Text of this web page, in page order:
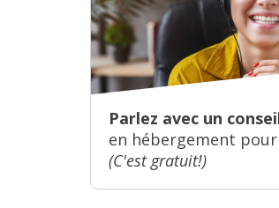
Parlez avec un
en hébergement pour
(C'est gratuit!)